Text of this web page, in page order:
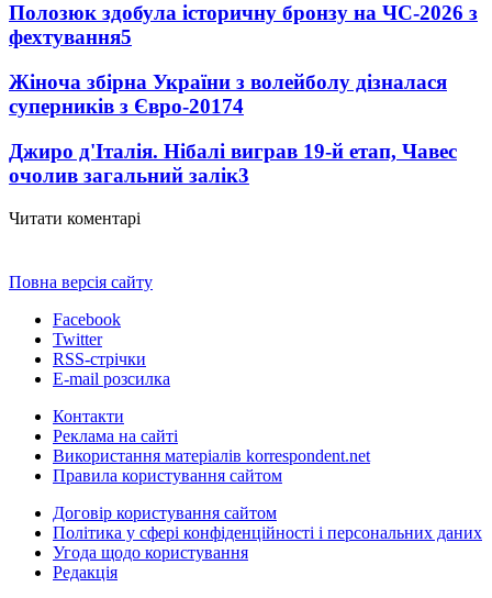
Полозюк здобула історичну бронзу на ЧС-2026 з
фехтування5
Жіноча збірна України з волейболу дізналася
суперників з Євро-20174
Джиро д'Італія. Нібалі виграв 19-й етап, Чавес
очолив загальний залік3
Читати коментарі
Повна версія сайту
Facebook
Twitter
RSS-стрічки
E-mail розсилка
Контакти
Реклама на сайті
Використання матеріалів korrespondent.net
Правила користування сайтом
Договір користування сайтом
Політика у сфері конфіденційності і персональних даних
Угода щодо користування
Редакція